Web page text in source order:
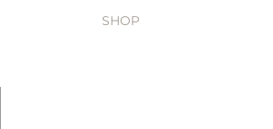
SHOP